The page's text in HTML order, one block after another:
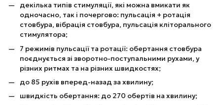
декілька типів стимуляції, які можна вмикати як
одночасно, так і почергово: пульсація + ротація
стовбура, вібрація стовбура, пульсація кліторального
стимулятора;
7 режимів пульсації та ротації: обертання стовбура
поєднується зі зворотно-поступальними рухами, у
різних ритмах та на різних швидкостях;
до 85 рухів вперед-назад за хвилину;
швидкість обертання: до 270 обертів на хвилину;